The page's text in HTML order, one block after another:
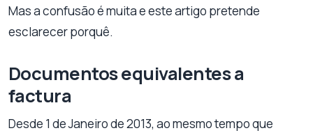
Mas a confusão é muita e este artigo pretende
esclarecer porquê.
Documentos equivalentes a
factura
Desde 1 de Janeiro de 2013, ao mesmo tempo que